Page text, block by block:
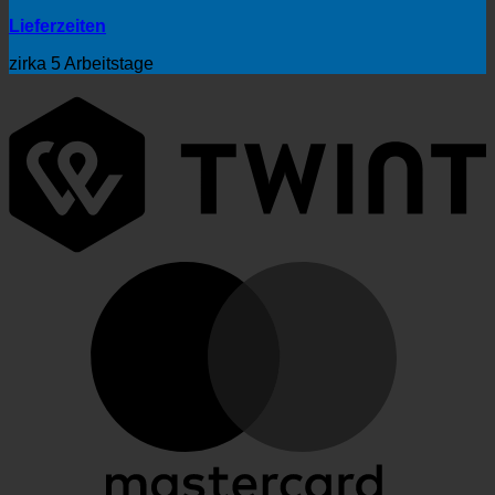
Lieferzeiten
zirka 5 Arbeitstage